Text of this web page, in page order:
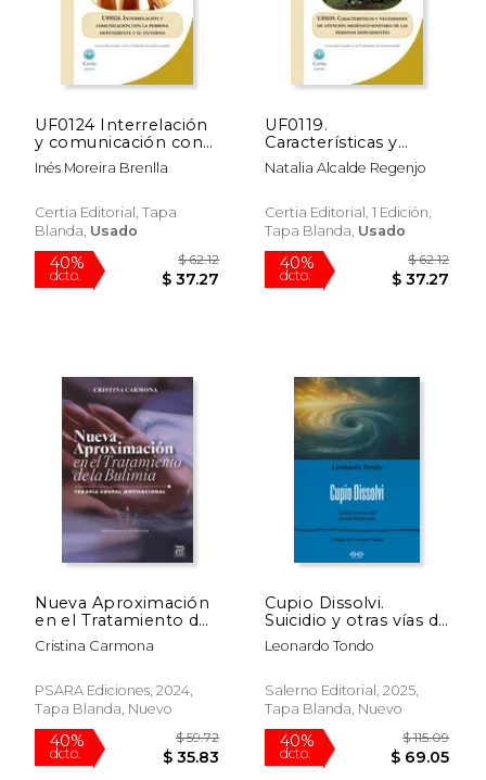
40%
dcto.
$ 44.24 40%
dcto.
UF0124 Interrelación
y comunicación con
la persona
dependiente y su
Inés Moreira Brenlla
Certia Editorial, Tapa
Blanda, Usado
dcto. $ 37.27
UF0119.
Características y
necesidades de
atención higiénico-
personas
dependientes
Natalia Alcalde Regenjo
Certia Editorial, 1 Edición,
Tapa Blanda, Usado
dcto.
Nueva Aproximación
en el Tratamiento de
la Bulimia. Terapia
Grupal Motivacional
Cristina Carmona
PSARA Ediciones, 2024,
Tapa Blanda, Nuevo
Cupio Dissolvi.
Suicidio y otras vías de
autodestrucción
Leonardo Tondo
Salerno Editorial, 2025,
Tapa Blanda, Nuevo